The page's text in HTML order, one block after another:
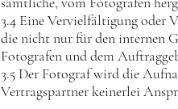
3.4 Eine Vervielfältigung oder
die nicht nur für den internen
Fotografen und dem
3.5 Der Fotograf wird die
Vertragspartner keinerlei